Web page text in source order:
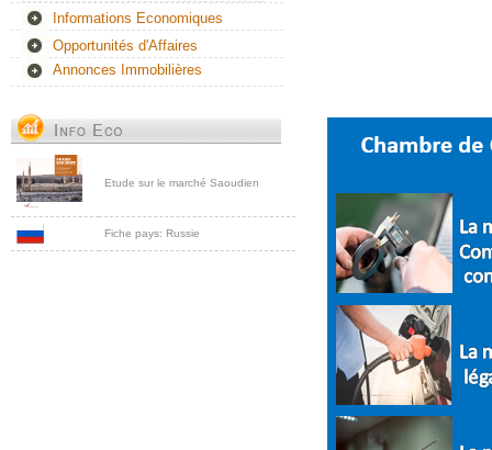
Informations Economiques
Opportunités d'Affaires
Annonces Immobilières
Etude sur le marché Saoudien
Fiche pays: Russie